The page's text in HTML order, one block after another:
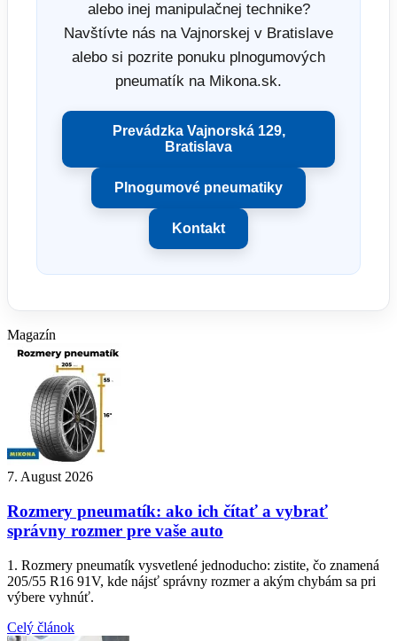
alebo inej manipulačnej technike?
Navštívte nás na Vajnorskej v Bratislave
alebo si pozrite ponuku plnogumových
pneumatík na Mikona.sk.
Prevádzka Vajnorská 129,
Bratislava
Plnogumové pneumatiky
Kontakt
Magazín
7. August 2026
Rozmery pneumatík: ako ich čítať a vybrať
správny rozmer pre vaše auto
1. Rozmery pneumatík vysvetlené jednoducho: zistite, čo znamená
205/55 R16 91V, kde nájsť správny rozmer a akým chybám sa pri
výbere vyhnúť.
Celý článok